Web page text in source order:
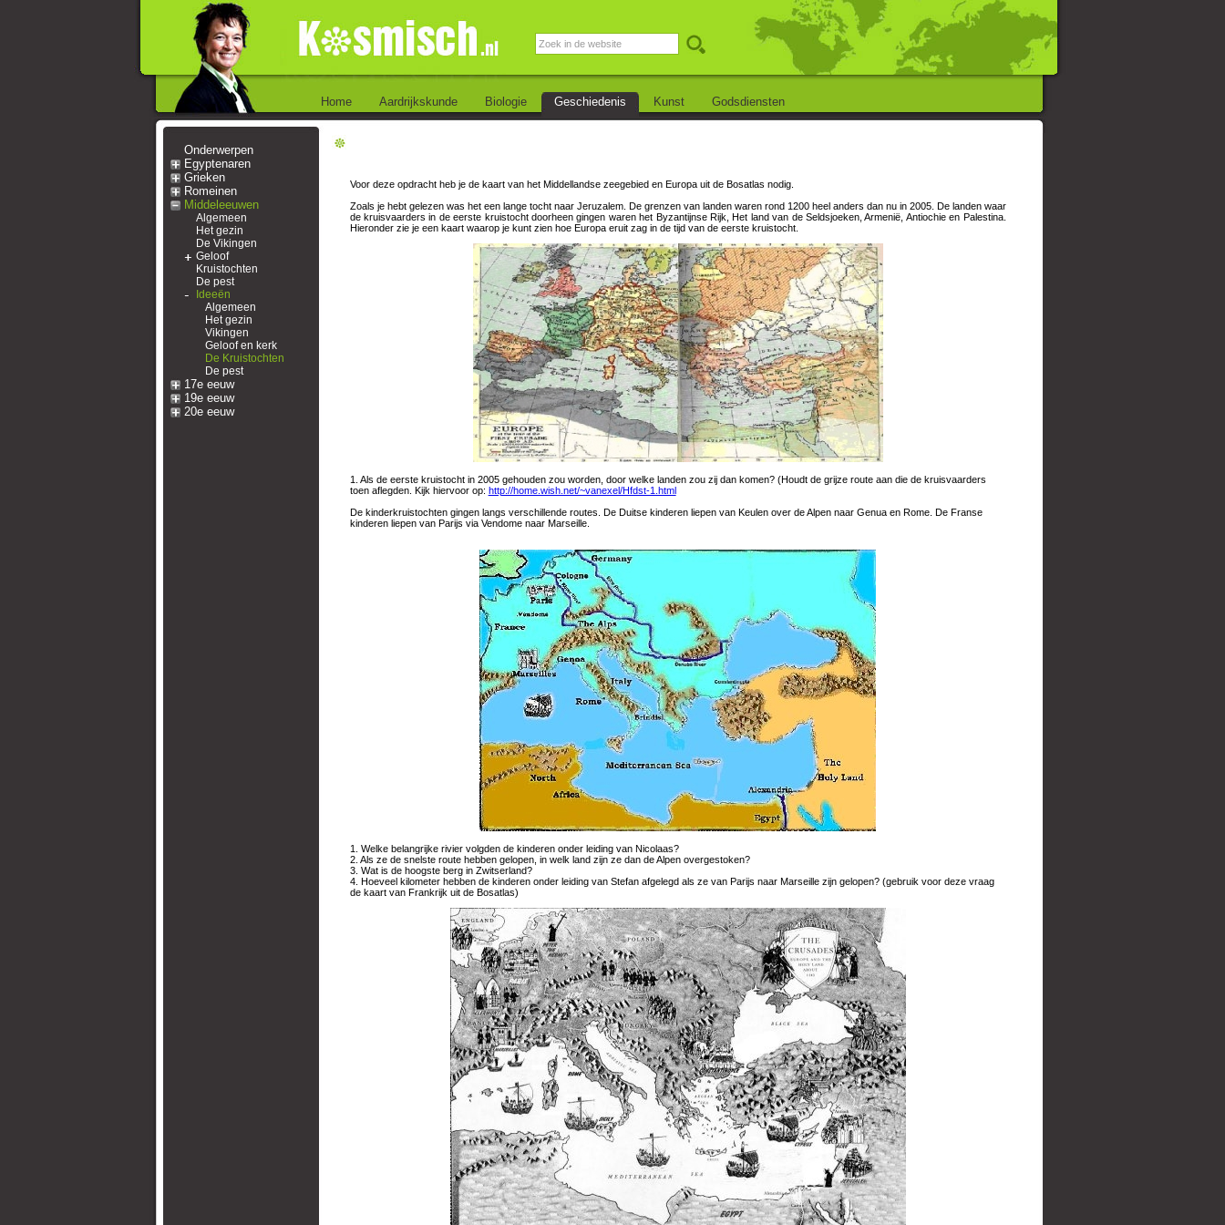
Home Aardrijkskunde Biologie Geschiedenis Kunst Godsdiensten
Onderwerpen
Egyptenaren
Grieken
Romeinen
Middeleeuwen
Algemeen
Het gezin
De Vikingen
Geloof
Kruistochten
De pest
Ideeën
Algemeen
Het gezin
Vikingen
Geloof en kerk
De Kruistochten
De pest
17e eeuw
19e eeuw
20e eeuw
Voor deze opdracht heb je de kaart van het Middellandse zeegebied en Europa uit de Bosatlas nodig.
Zoals je hebt gelezen was het een lange tocht naar Jeruzalem. De grenzen van landen waren rond 1200 heel anders dan nu in 2005. De landen waar
de kruisvaarders in de eerste kruistocht doorheen gingen waren het Byzantijnse Rijk, Het land van de Seldsjoeken, Armenië, Antiochie en Palestina.
Hieronder zie je een kaart waarop je kunt zien hoe Europa eruit zag in de tijd van de eerste kruistocht.
1. Als de eerste kruistocht in 2005 gehouden zou worden, door welke landen zou zij dan komen? (Houdt de grijze route aan die de kruisvaarders
toen aflegden. Kijk hiervoor op: http://home.wish.net/~vanexel/Hfdst-1.html
De kinderkruistochten gingen langs verschillende routes. De Duitse kinderen liepen van Keulen over de Alpen naar Genua en Rome. De Franse
kinderen liepen van Parijs via Vendome naar Marseille.
1. Welke belangrijke rivier volgden de kinderen onder leiding van Nicolaas?
2. Als ze de snelste route hebben gelopen, in welk land zijn ze dan de Alpen overgestoken?
3. Wat is de hoogste berg in Zwitserland?
4. Hoeveel kilometer hebben de kinderen onder leiding van Stefan afgelegd als ze van Parijs naar Marseille zijn gelopen? (gebruik voor deze vraag
de kaart van Frankrijk uit de Bosatlas)